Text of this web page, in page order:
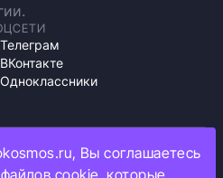
Телеграм
ВКонтакте
Одноклассники
данных
Вы соглашаетесь
cookie, которые